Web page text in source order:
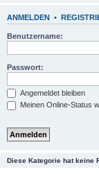
ANMELDEN •
Benutzername:
Passwort:
Angemeldet bleiben
Meinen Online-Status
Diese Kategorie hat keine